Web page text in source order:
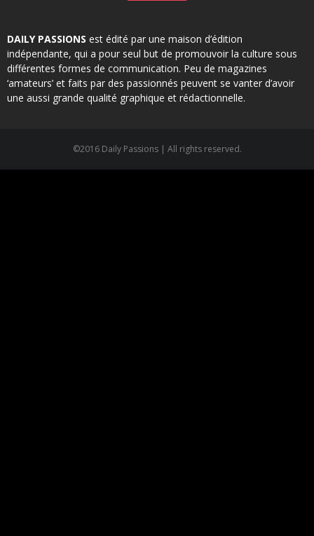
DAILY PASSIONS est édité par une maison d’édition
indépendante, qui a pour seul but de promouvoir la culture sous
différentes formes de communication. Peu de magazines
‘amateurs’ et faits par des passionnés peuvent se vanter d’avoir
une aussi grande qualité graphique et rédactionnelle.
©2016 Daily Passions | All rights reserved.